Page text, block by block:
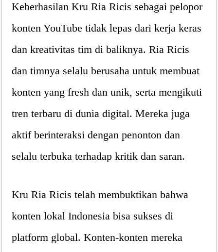
Keberhasilan Kru Ria Ricis sebagai pelopor
konten YouTube tidak lepas dari kerja keras
dan kreativitas tim di baliknya. Ria Ricis
dan timnya selalu berusaha untuk membuat
konten yang fresh dan unik, serta mengikuti
tren terbaru di dunia digital. Mereka juga
aktif berinteraksi dengan penonton dan
selalu terbuka terhadap kritik dan saran.
Kru Ria Ricis telah membuktikan bahwa
konten lokal Indonesia bisa sukses di
platform global. Konten-konten mereka